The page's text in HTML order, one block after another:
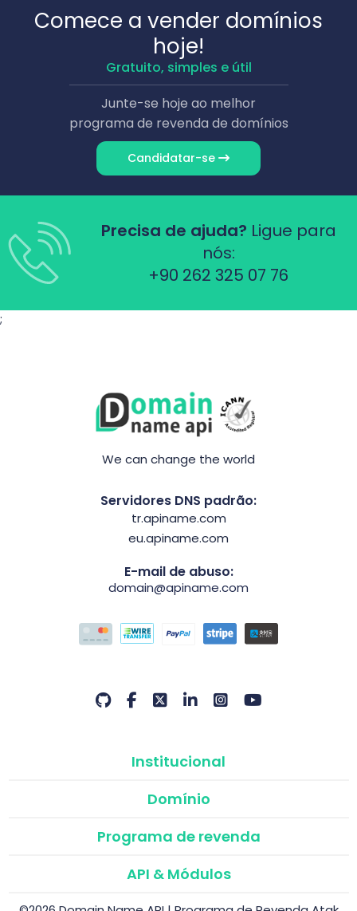
Comece a vender domínios
hoje!
Gratuito, simples e útil
Junte-se hoje ao melhor
programa de revenda de domínios
Candidatar-se
Precisa de ajuda? Ligue para
nós:
+90 262 325 07 76
;
We can change the world
Servidores DNS padrão:
tr.apiname.com
eu.apiname.com
E-mail de abuso:
domain@apiname.com
Institucional
Domínio
Programa de revenda
API & Módulos